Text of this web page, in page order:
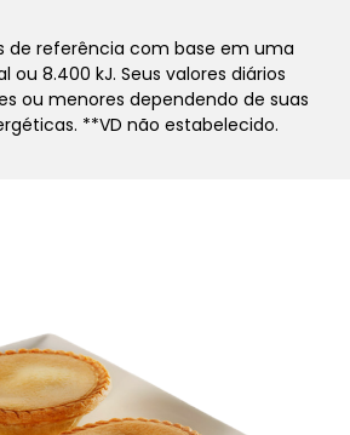
de referência com base em uma
ou 8.400 kJ. Seus valores diários
ou menores dependendo de suas
**VD não estabelecido.